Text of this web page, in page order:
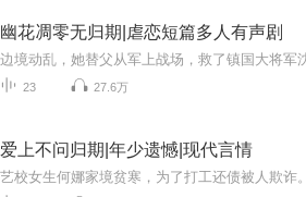
幽花凋零无归期|虐恋短篇多人有声剧
23 27.6万
爱上不问归期|年少遗憾|现代言情